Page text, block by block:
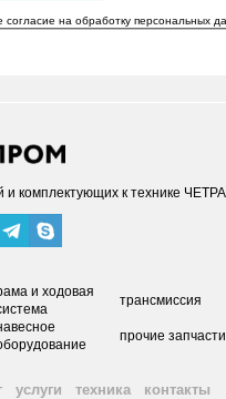
согласие наобработку персональных
и комплектующих к технике ЧЕТРА
и ходовая
трансмиссия
прочие запчасти
услуги техника контакты